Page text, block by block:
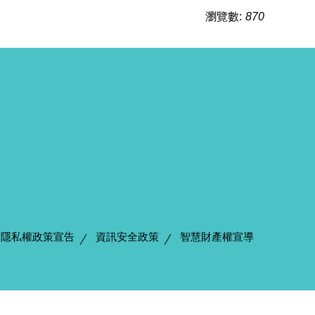
瀏覽數: 870
隱私權政策宣告 資訊安全政策 智慧財產權宣導